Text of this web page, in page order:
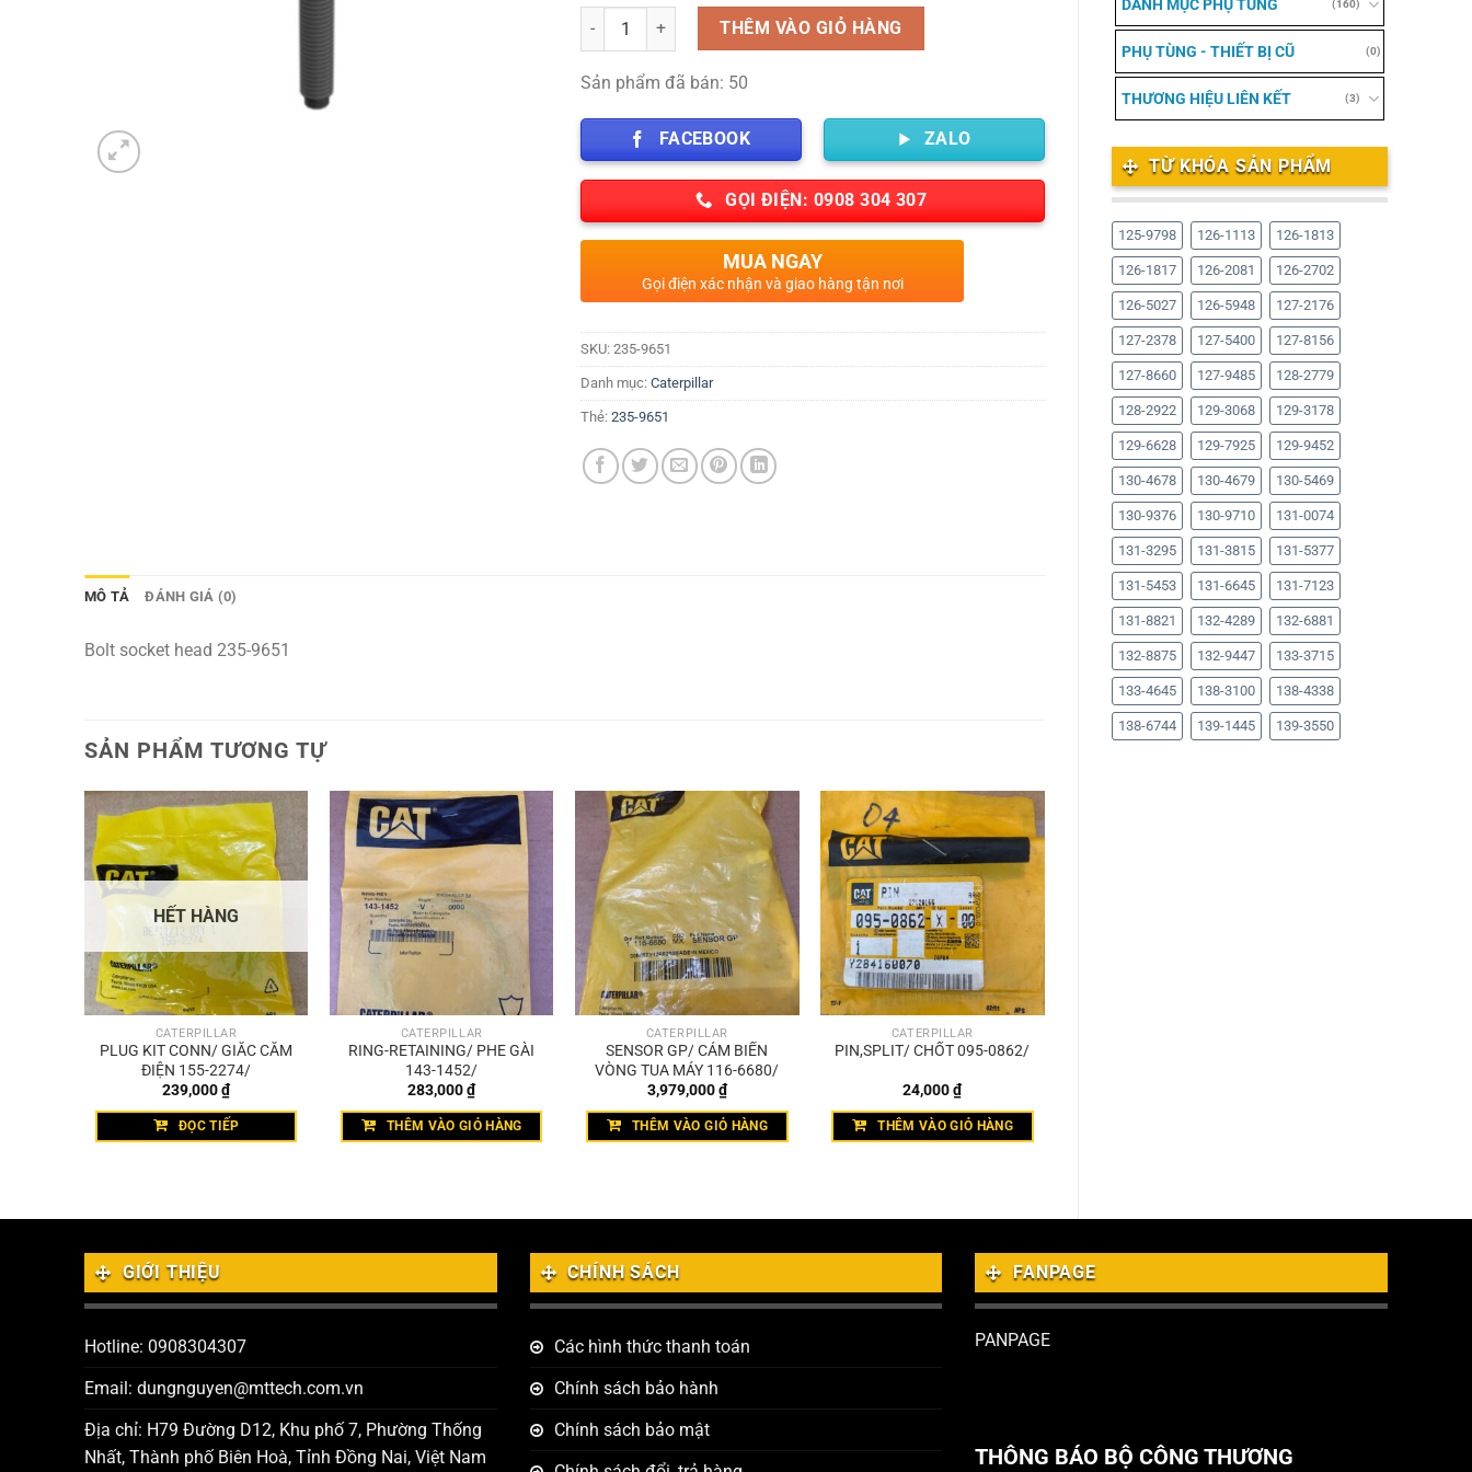
DANH MỤC PHỤ TÙNG (160)
PHỤ TÙNG - THIẾT BỊ CŨ (0)
THƯƠNG HIỆU LIÊN KẾT (3)
TỪ KHÓA SẢN PHẨM
125-9798 126-1113 126-1813
126-1817 126-2081 126-2702
126-5027 126-5948 127-2176
127-2378 127-5400 127-8156
127-8660 127-9485 128-2779
128-2922 129-3068 129-3178
129-6628 129-7925 129-9452
130-4678 130-4679 130-5469
130-9376 130-9710 131-0074
131-3295 131-3815 131-5377
131-5453 131-6645 131-7123
131-8821 132-4289 132-6881
132-8875 132-9447 133-3715
133-4645 138-3100 138-4338
138-6744 139-1445 139-3550
Số lượng THÊM VÀO GIỎ HÀNG
Sản phẩm đã bán: 50
FACEBOOK ZALO
GỌI ĐIỆN: 0908 304 307
MUA NGAY
Gọi điện xác nhận và giao hàng tận nơi
SKU:235-9651
Danh mục:Caterpillar
Thẻ:235-9651
MÔ TẢ ĐÁNH GIÁ (0)
Bolt socket head 235-9651
SẢN PHẨM TƯƠNG TỰ
HẾT HÀNG
CATERPILLAR
PLUG KIT CONN/ GIẮC CẮM
ĐIỆN 155-2274/
239,000₫
ĐỌC TIẾP
CATERPILLAR
RING-RETAINING/ PHE GÀI
143-1452/
283,000₫
THÊM VÀO GIỎ HÀNG
CATERPILLAR
SENSOR GP/ CẢM BIẾN
VÒNG TUA MÁY 116-6680/
3,979,000₫
THÊM VÀO GIỎ HÀNG
CATERPILLAR
PIN,SPLIT/ CHỐT 095-0862/
24,000₫
THÊM VÀO GIỎ HÀNG
GIỚI THIỆU
Hotline: 0908304307
Email: dungnguyen@mttech.com.vn
Địa chỉ: H79 Đường D12, Khu phố 7, Phường Thống
Nhất, Thành phố Biên Hoà, Tỉnh Đồng Nai, Việt Nam
CHÍNH SÁCH
Các hình thức thanh toán
Chính sách bảo hành
Chính sách bảo mật
FANPAGE
PANPAGE
THÔNG BÁO BỘ CÔNG THƯƠNG